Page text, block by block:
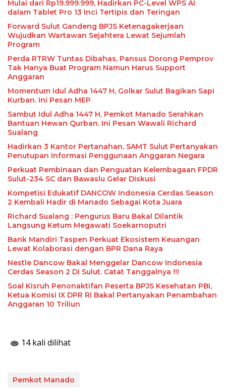
Mulai dari Rp19.999.999, Hadirkan PC-Level WPS AI
dalam Tablet Pro 13 Inci Tertipis dan Teringan
Forward Sulut Gandeng BPJS Ketenagakerjaan
Wujudkan Wartawan Sejahtera Lewat Sejumlah
Program
Perda RTRW Tuntas Dibahas, Pansus Dorong Pemprov
Tak Hanya Buat Program Namun Harus Support
Anggaran
Momentum Idul Adha 1447 H, Golkar Sulut Bagikan Sapi
Kurban. Ini Pesan MEP
Sambut Idul Adha 1447 H, Pemkot Manado Serahkan
Bantuan Hewan Qurban. Ini Pesan Wawali Richard
Sualang
Hadirkan 3 Kantor Pertanahan, SAMT Sulut Pertanyakan
Penutupan Informasi Penggunaan Anggaran Negara
Perkuat Pembinaan dan Penguatan Kelembagaan FPDR
Sulut-234 SC dan Bawaslu Gelar Diskusi
Kompetisi Edukatif DANCOW Indonesia Cerdas Season
2 Kembali Hadir di Manado Sebagai Kota Juara
Richard Sualang : Pengurus Baru Bakal Dilantik
Langsung Ketum Megawati Soekarnoputri
Bank Mandiri Taspen Perkuat Ekosistem Keuangan
Lewat Kolaborasi dengan BPR Dana Raya
Nestle Dancow Bakal Menggelar Dancow Indonesia
Cerdas Season 2 Di Sulut. Catat Tanggalnya !!!
Soal Kisruh Penonaktifan Peserta BPJS Kesehatan PBI,
Ketua Komisi IX DPR RI Bakal Pertanyakan Penambahan
Anggaran 10 Triliun
14 kali dilihat
Pemkot Manado